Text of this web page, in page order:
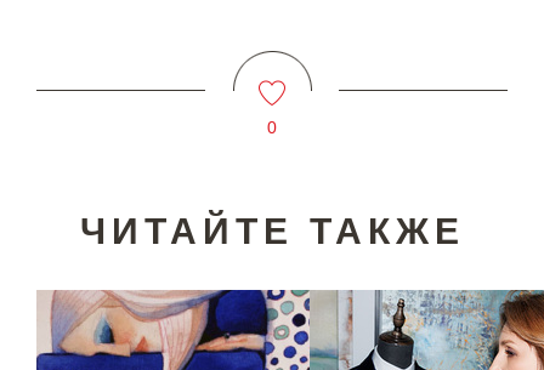
0
ЧИТАЙТЕ ТАКЖЕ